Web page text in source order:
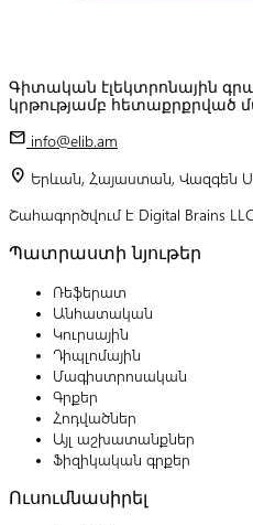
Գիտական էլեկտրոնային
կրթությամբ հետաքրքրված
mail info@elib.am
location_on Երևան, Հայաստան, Վազգեն
Շահագործվում է Digital Brains
Պատրաստի նյութեր
Ռեֆերատ
Անհատական
Կուրսային
Դիպլոմային
Մագիստրոսական
Գրքեր
Հոդվածներ
Այլ աշխատանքներ
Ֆիզիկական գրքեր
Ուսումնասիրել